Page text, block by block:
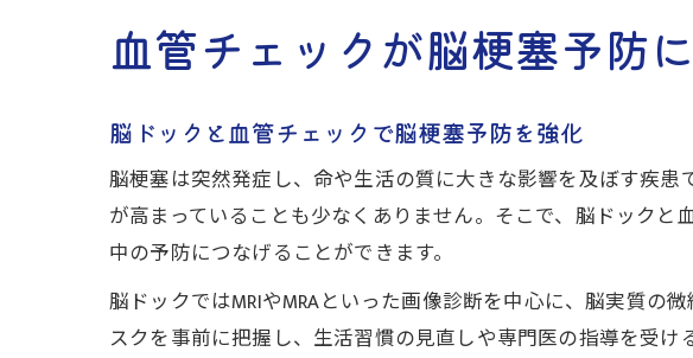
血管チェックが脳梗塞予防
脳ドックと血管チェックで脳梗塞予防を強化
脳梗塞は突然発症し、命や生活の質に大きな影響を及ぼす疾
が高まっていることも少なくありません。そこで、脳ドック
中の予防につなげることができます。
脳ドックではMRIやMRAといった画像診断を中心に、脳実質の
スクを事前に把握し、生活習慣の見直しや専門医の指導を受